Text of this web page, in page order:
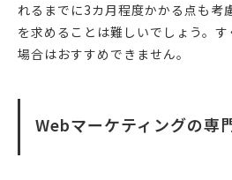
れるまでに3カ月程度かかる点も考
を求めることは難しいでしょう。
場合はおすすめできません。
Webマーケティングの専